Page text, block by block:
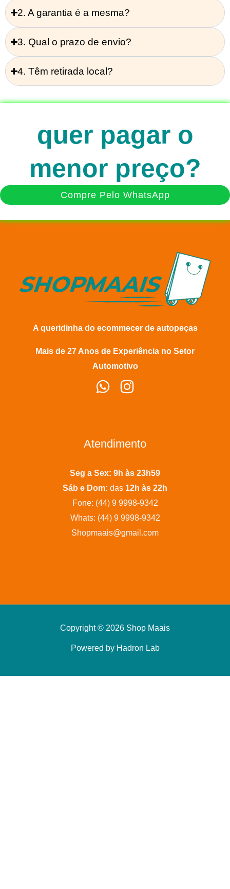
2. A garantia é a mesma?
3. Qual o prazo de envio?
4. Têm retirada local?
quer pagar o
menor preço?
Compre Pelo WhatsApp
A queridinha do ecommecer de autopeças
Mais de 27 Anos de Experiência no Setor
Automotivo
Atendimento
Seg a Sex: 9h às 23h59
Sáb e Dom: das 12h às 22h
Fone: (44) 9 9998-9342
Whats: (44) 9 9998-9342
Shopmaais@gmail.com
Copyright © 2026 Shop Maais
Powered by Hadron Lab